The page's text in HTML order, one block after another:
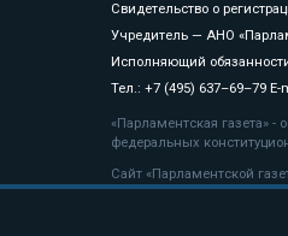
Свидетельство о
Учредитель — АНО
Исполняющий
Тел.: +7 (495) 637–69–79 E-
«Парламентская газета»
федеральных
Сайт «Парламентской
«Парламентской газеты»